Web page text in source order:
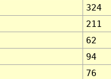
324
211
62
94
76